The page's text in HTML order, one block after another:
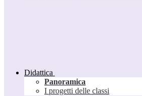
Didattica
Panoramica
I progetti delle classi